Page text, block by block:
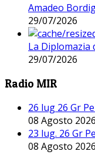
Amadeo
29/07/2026
La
29/07/2026
Radio MIR
26 lug 26 Gr
08 Agosto 2026
23 lug. 26 Gr
08 Agosto 2026